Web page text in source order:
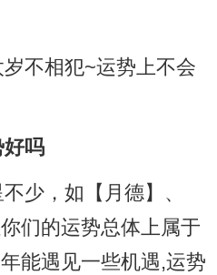
不相犯~运势上不会
好吗
少，如【月德】、
们的运势总体上属于
能遇见一些机遇,运势